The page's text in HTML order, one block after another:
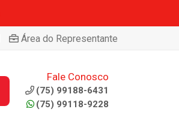
Área do Representante
Fale Conosco
(75) 99188-6431
(75) 99118-9228